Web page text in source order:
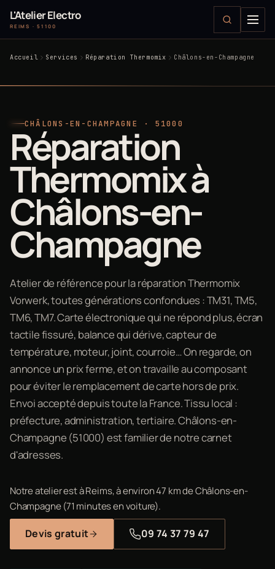
L'Atelier Electro
REIMS · 51100
Accueil Services Réparation Thermomix Châlons-en-Champagne
CHÂLONS-EN-CHAMPAGNE · 51000
Réparation
Thermomix à
Châlons-en-
Champagne
Atelier de référence pour la réparation Thermomix
Vorwerk, toutes générations confondues : TM31, TM5,
TM6, TM7. Carte électronique qui ne répond plus, écran
tactile fissuré, balance qui dérive, capteur de
température, moteur, joint, courroie… On regarde, on
annonce un prix ferme, et on travaille au composant
pour éviter le remplacement de carte hors de prix.
Envoi accepté depuis toute la France. Tissu local :
préfecture, administration, tertiaire. Châlons-en-
Champagne (51000) est familier de notre carnet
d'adresses.
Notre atelier est à Reims, à environ 47 km de Châlons-en-
Champagne (71 minutes en voiture).
Devis gratuit 09 74 37 79 47